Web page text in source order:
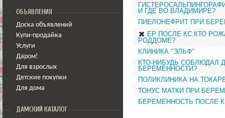
ОБЪЯВЛЕНИЯ
Доска объявлений
Купи-продайка
Услуги
Даром!
Для взрослых
Детские покупки
Для дома
ДАМСКИЙ КАТАЛОГ
И ГДЕ ВО ВЛАДИМИРЕ?
ПИЕЛОНЕФРИТ ПРИ
ЕР ПОСЛЕ КС.КТО
РОДДОМЕ?
КЛИНИКА "ЭЛЬФ"
КТО-НИБУДЬ СОБЛЮДАЛ
БЕРЕМЕННОСТИ?
ПОЛИКЛИНИКА НА
ТОНУС МАТКИ ПРИ
БЕРЕМЕННОСТЬ ПОСЛЕ